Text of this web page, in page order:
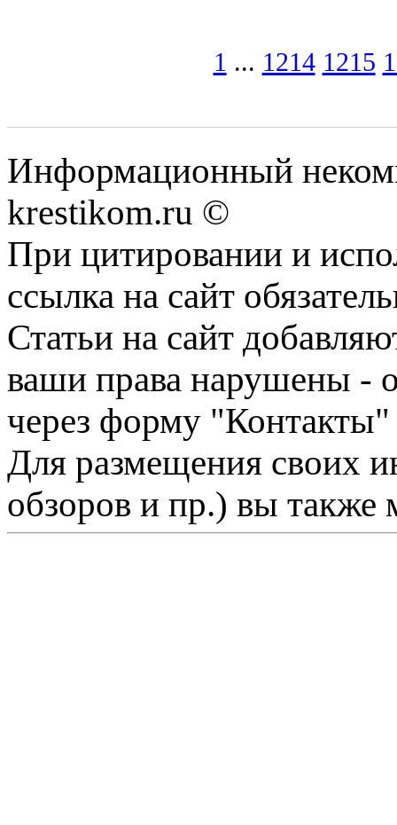
1 ... 1214 1215
Информационный
krestikom.ru ©
При цитировании и
ссылка на сайт
Статьи на сайт
ваши права нарушены -
через форму "Контакты"
Для размещения своих
обзоров и пр.) вы также